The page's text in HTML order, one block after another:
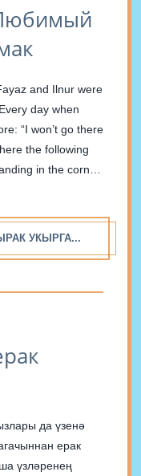
and Ilnur were
day when
“I won’t go there
the following
УКЫРГА...
да үзенә
ерак
үзләренең